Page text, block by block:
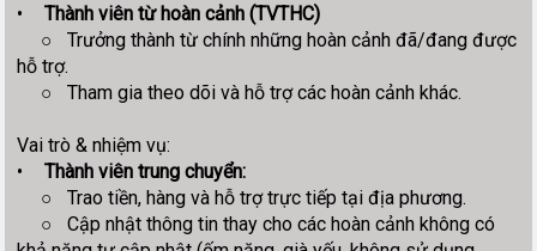
•
Thành viên từ hoàn cảnh (TVTHC)
○
Trưởng thành từ chính những hoàn cảnh đã/đang được
hỗ trợ.
○
Tham gia theo dõi và hỗ trợ các hoàn cảnh khác.
Vai trò & nhiệm vụ:
•
Thành viên trung chuyển:
○
Trao tiền, hàng và hỗ trợ trực tiếp tại địa phương.
○
Cập nhật thông tin thay cho các hoàn cảnh không có